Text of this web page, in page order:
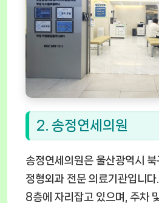
2. 송정연세의원
송정연세의원은 울산광역시
정형외과 전문 의료기관입니
8층에 자리잡고 있으며, 주차